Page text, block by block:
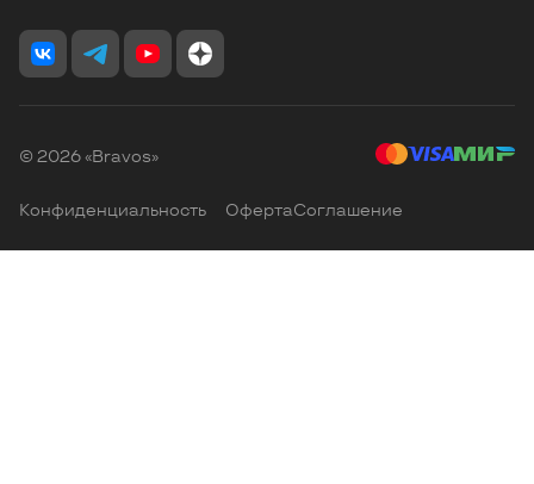
© 2026 «Bravos»
Конфиденциальность ОфертаСоглашение